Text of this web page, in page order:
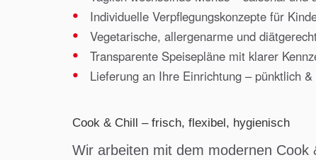
Individuelle Verpflegungskonzepte für
Vegetarische, allergenarme und
Transparente Speisepläne mit klarer
Lieferung an Ihre Einrichtung – pünktlich
Cook & Chill – frisch, flexibel, hygienisch
Wir arbeiten mit dem modernen